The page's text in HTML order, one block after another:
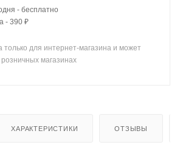
- бесплатно
- 390 ₽
только для интернет-магазина и может
магазинах
ХАРАКТЕРИСТИКИ ОТЗЫВЫ